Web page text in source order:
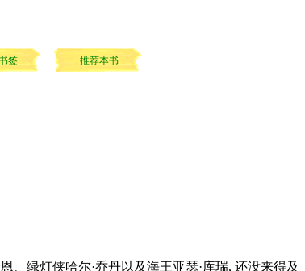
签 推荐本书
绿灯侠哈尔·乔丹以及海王亚瑟·库瑞, 还没来得及